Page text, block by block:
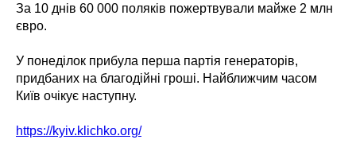
За 10 днів 60 000 поляків пожертвували майже 2 млн
євро.
У понеділок прибула перша партія генераторів,
придбаних на благодійні гроші. Найближчим часом
Київ очікує наступну.
https://kyiv.klichko.org/